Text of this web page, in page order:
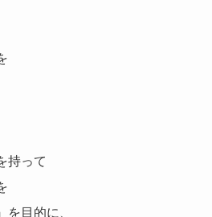
持って
を目的に、